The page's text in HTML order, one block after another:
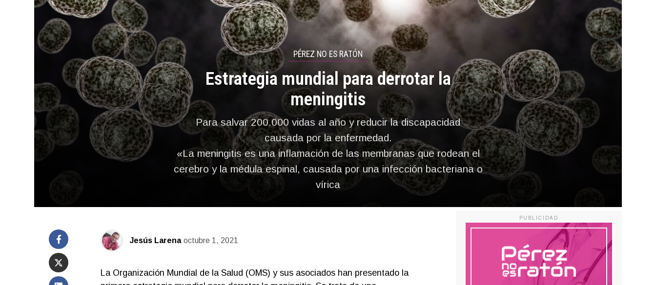
PÉREZ NO ES RATÓN
Estrategia mundial para derrotar la
meningitis
Para salvar 200.000 vidas al año y reducir la discapacidad
causada por la enfermedad.
«La meningitis es una inflamación de las membranas que rodean el
cerebro y la médula espinal, causada por una infección bacteriana o
vírica
Jesús Larena octubre 1, 2021
La Organización Mundial de la Salud (OMS) y sus asociados han presentado la
PUBLICIDAD